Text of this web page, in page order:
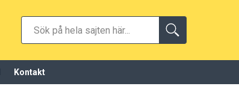
Kontakt